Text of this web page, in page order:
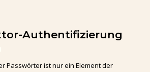
Authentifizierung
Passwörter ist nur ein Element der